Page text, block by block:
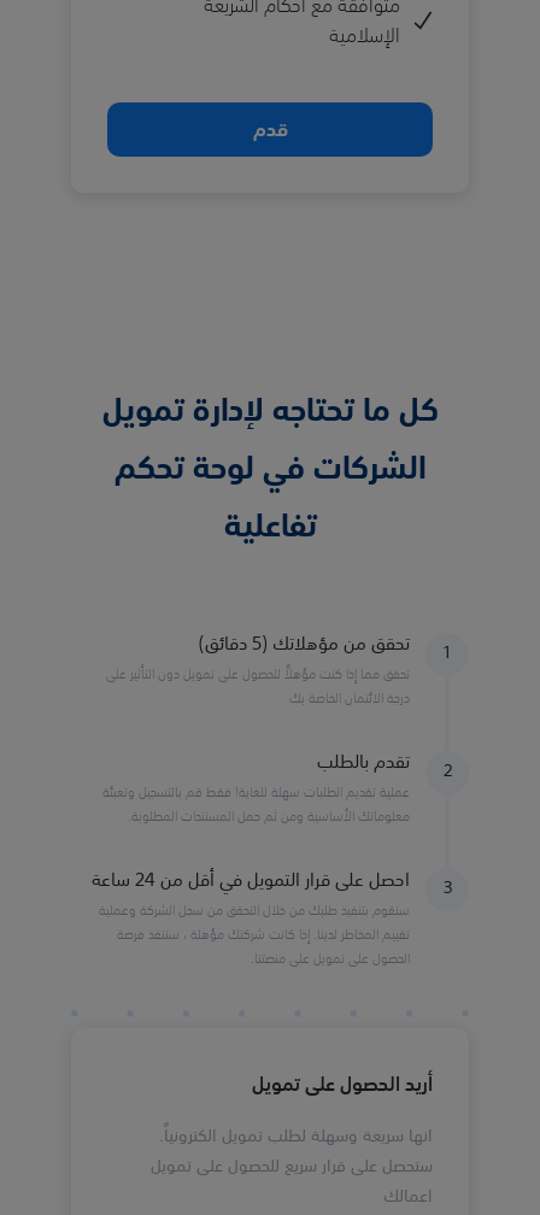
الإسلامية
قدم
كل ما تحتاجه لإدارة تمويل
الشركات في لوحة تحكم
تفاعلية
1 تحقق من مؤهلاتك (5 دقائق)
تحقق مما إذا كنت مؤهلاً للحصول على تمويل دون التأثير على
درجة الائتمان الخاصة بك
2 تقدم بالطلب
عملية تقديم الطلبات سهلة للغاية! فقط قم بالتسجيل وتعبئة
معلوماتك الأساسية ومن ثم حمل المستندات المطلوبة.
3 احصل على قرار التمويل في أقل من 24 ساعة
سنقوم بتنفيذ طلبك من خلال التحقق من سجل الشركة وعملية
تقييم المخاطر لدينا. إذا كانت شركتك مؤهلة ، سننفذ فرصة
الحصول على تمويل على منصتنا.
أريد الحصول على تمويل
انها سريعة وسهلة لطلب تمويل الكترونياً.
ستحصل على قرار سريع للحصول على تمويل
اعمالك